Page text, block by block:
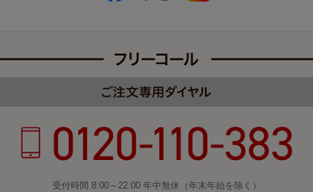
受付時間 8:00～22:00 年中無休（年末年始を除く）